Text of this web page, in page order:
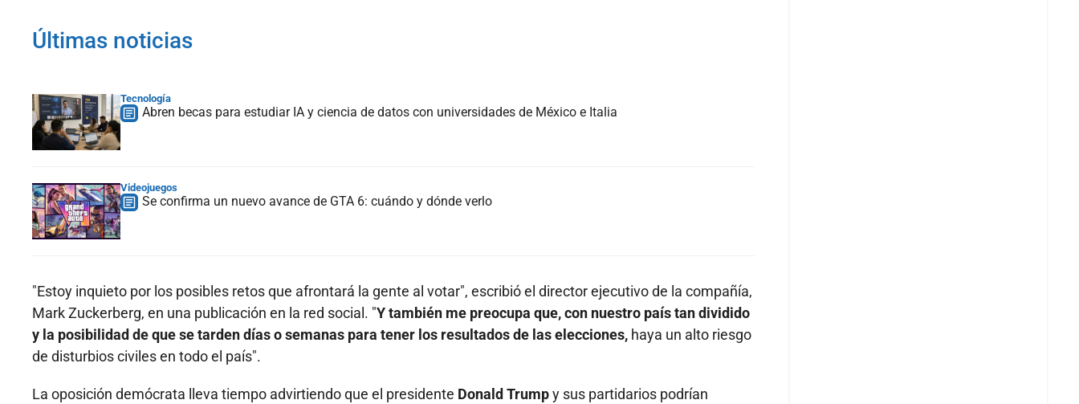
Últimas noticias
Tecnología
Abren becas para estudiar IA y ciencia de datos con universidades de México e Italia
Videojuegos
Se confirma un nuevo avance de GTA 6: cuándo y dónde verlo
"Estoy inquieto por los posibles retos que afrontará la gente al votar", escribió el director ejecutivo de la compañía,
Mark Zuckerberg, en una publicación en la red social. "Y también me preocupa que, con nuestro país tan dividido
y la posibilidad de que se tarden días o semanas para tener los resultados de las elecciones, haya un alto riesgo
de disturbios civiles en todo el país".
La oposición demócrata lleva tiempo advirtiendo que el presidente Donald Trumpy sus partidarios podrían